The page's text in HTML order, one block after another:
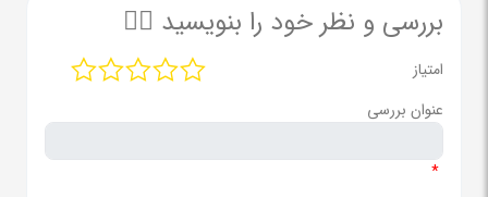
بررسی و نظر خود را بنویسید ✍🏻
امتیاز
عنوان بررسی
*